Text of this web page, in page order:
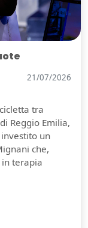
21/07/2026
tra
Reggio Emilia,
un
che,
terapia